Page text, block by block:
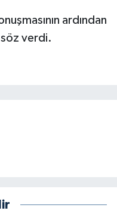
ardından
söz verdi.